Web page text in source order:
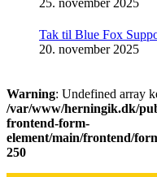
Tak til Blue Fox
20. november 2025
Warning: Undefined array
/var/www/herningik.dk/
frontend-form-
element/main/frontend/
250